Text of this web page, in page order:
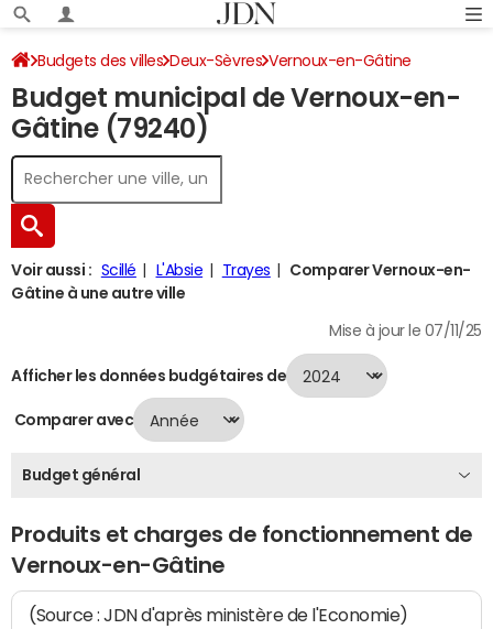
Budgets des villes Deux-Sèvres Vernoux-en-Gâtine
Budget 2024
Budget municipal de Vernoux-en-
Gâtine (79240)
Voir aussi : Scillé L'Absie Trayes
Comparer Vernoux-en-
Gâtine à une autre ville
Mise à jour le 07/11/25
Afficher les données budgétaires de
Comparer avec
Budget général
Produits et charges de fonctionnement de
Vernoux-en-Gâtine
(Source : JDN d'après ministère de l'Economie)